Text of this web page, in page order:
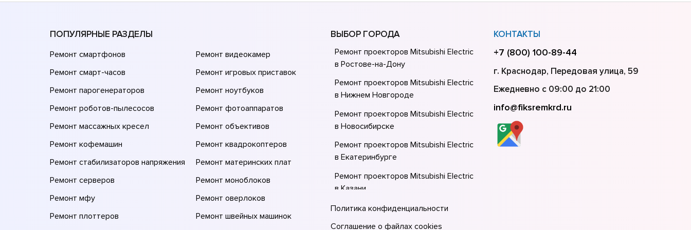
ПОПУЛЯРНЫЕ РАЗДЕЛЫ
Ремонт смартфонов
Ремонт смарт-часов
Ремонт парогенераторов
Ремонт роботов-пылесосов
Ремонт массажных кресел
Ремонт кофемашин
Ремонт стабилизаторов напряжения
Ремонт серверов
Ремонт мфу
Ремонт плоттеров
Ремонт видеокамер
Ремонт игровых приставок
Ремонт ноутбуков
Ремонт фотоаппаратов
Ремонт объективов
Ремонт квадрокоптеров
Ремонт материнских плат
Ремонт моноблоков
Ремонт оверлоков
Ремонт швейных машинок
ВЫБОР ГОРОДА
Ремонт проекторов Mitsubishi Electric
в Ростове-на-Донy
Ремонт проекторов Mitsubishi Electric
в Нижнем Новгороде
Ремонт проекторов Mitsubishi Electric
в Новосибирске
Ремонт проекторов Mitsubishi Electric
в Екатеринбурге
Ремонт проекторов Mitsubishi Electric
в Казани
Ремонт проекторов Mitsubishi Electric
Политика конфиденциальности
Соглашение о файлах cookies
КОНТАКТЫ
+7 (800) 100-89-44
г. Краснодар, Передовая улица, 59
Ежедневно с 09:00 до 21:00
info@fiksremkrd.ru